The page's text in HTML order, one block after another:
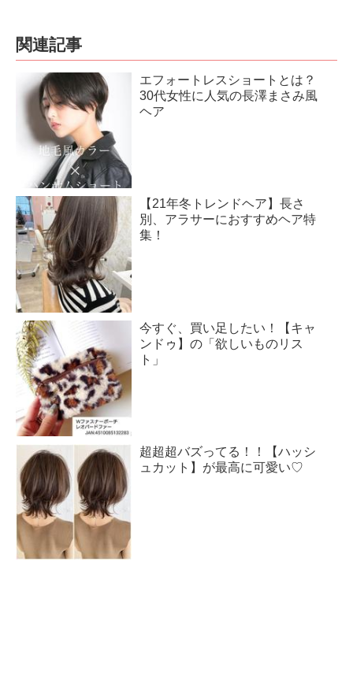
関連記事
エフォートレスショートとは？
30代女性に人気の長澤まさみ風
ヘア
【21年冬トレンドヘア】長さ
別、アラサーにおすすめヘア特
集！
今すぐ、買い足したい！【キャ
ンドゥ】の「欲しいものリス
ト」
超超超バズってる！！【ハッシ
ュカット】が最高に可愛い♡